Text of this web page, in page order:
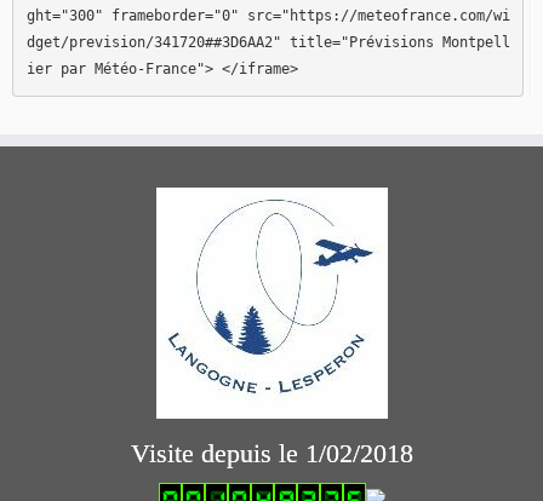
ght="300" frameborder="0" src="https://meteofrance.com/wi
dget/prevision/341720##3D6AA2" title="Prévisions Montpell
ier par Météo-France"> </iframe>
Visite depuis le 1/02/2018